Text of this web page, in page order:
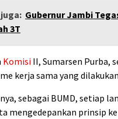
Gubernur Jambi
3T
Komisi II, Sumarsen Purba,
kerja sama yang
sebagai BUMD, setiap
mengedepankan prinsip